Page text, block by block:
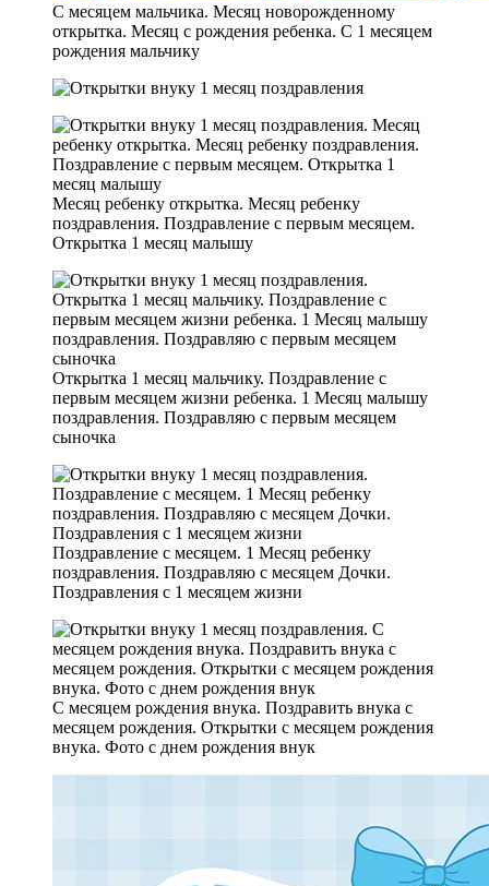
С месяцем мальчика. Месяц новорожденному
открытка. Месяц с рождения ребенка. С 1 месяцем
рождения мальчику
Месяц ребенку открытка. Месяц ребенку
поздравления. Поздравление с первым месяцем.
Открытка 1 месяц малышу
Открытка 1 месяц мальчику. Поздравление с
первым месяцем жизни ребенка. 1 Месяц малышу
поздравления. Поздравляю с первым месяцем
сыночка
Поздравление с месяцем. 1 Месяц ребенку
поздравления. Поздравляю с месяцем Дочки.
Поздравления с 1 месяцем жизни
С месяцем рождения внука. Поздравить внука с
месяцем рождения. Открытки с месяцем рождения
внука. Фото с днем рождения внук